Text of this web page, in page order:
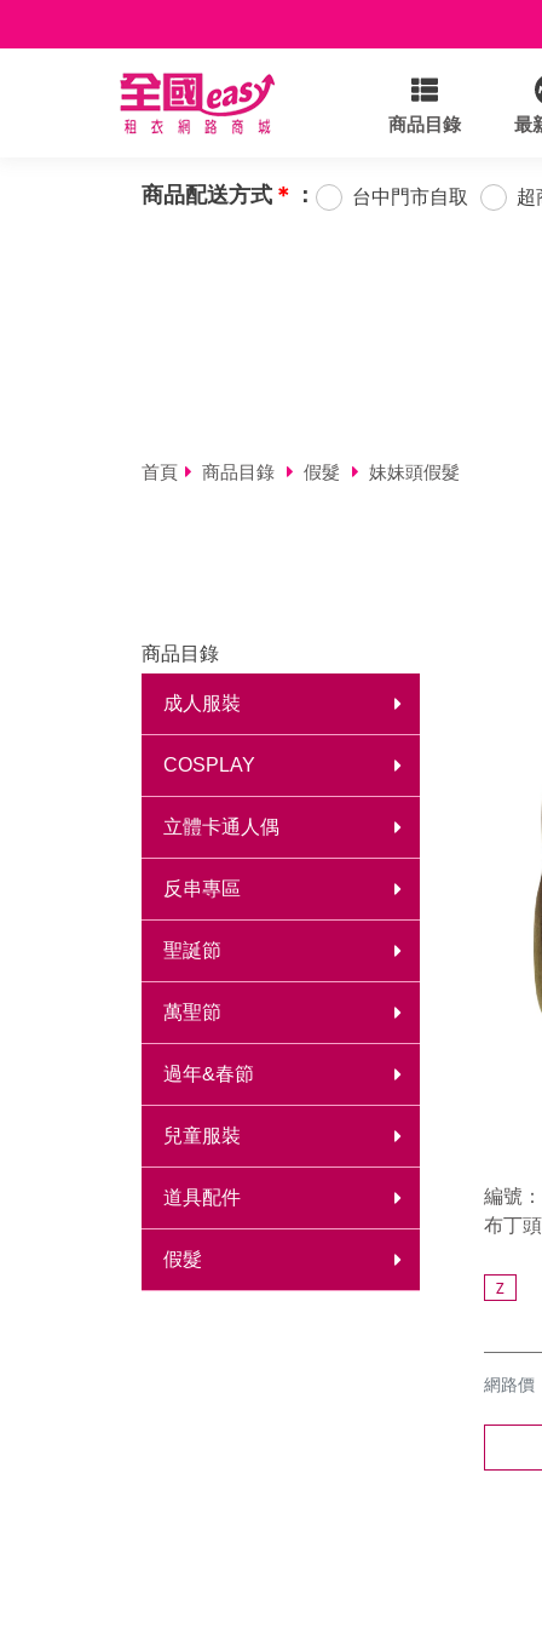
商品目錄 最
商品配送方式 ＊ ： 台中門市自取 超
首頁 商品目錄 假髮 妹妹頭假髮
商品目錄
成人服裝
COSPLAY
立體卡通人偶
反串專區
聖誕節
萬聖節
過年&春節
兒童服裝
道具配件
假髮
編號
布丁頭
Z
網路價